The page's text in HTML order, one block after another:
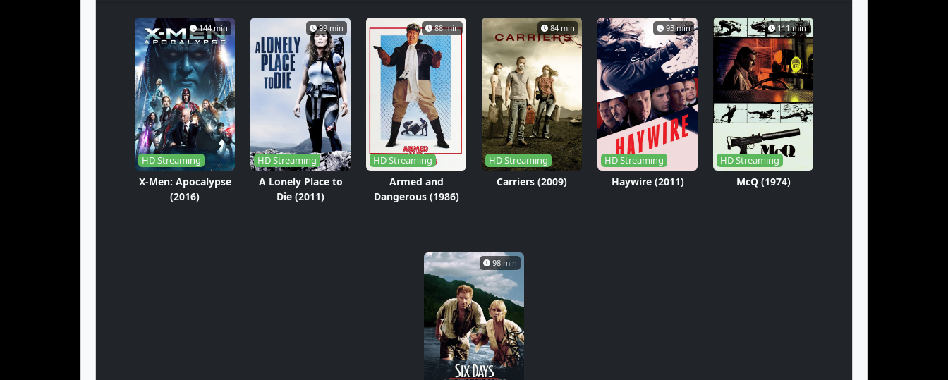
144 min
HD Streaming
X-Men: Apocalypse
(2016)
99 min
HD Streaming
A Lonely Place to
Die (2011)
88 min
HD Streaming
Armed and
Dangerous (1986)
84 min
HD Streaming
Carriers (2009)
93 min
HD Streaming
Haywire (2011)
111 min
HD Streaming
McQ (1974)
98 min